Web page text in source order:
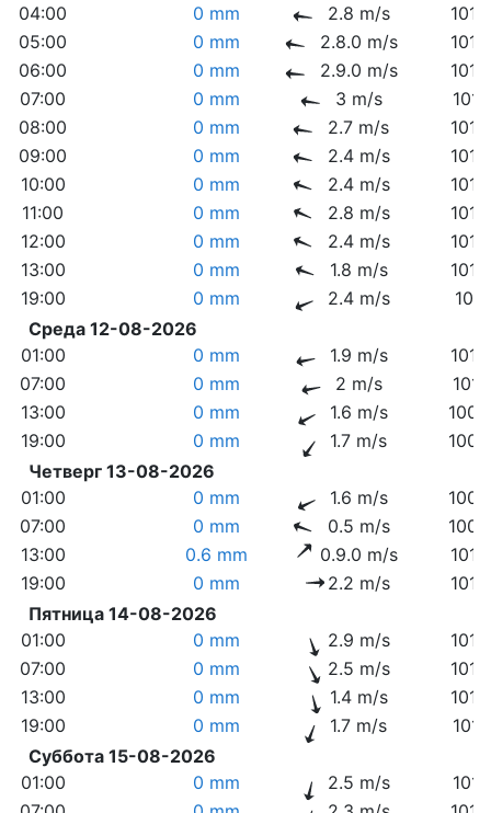
04:00
0 mm 2.8 m/s
05:00
0 mm 2.8.0 m/s
06:00
0 mm 2.9.0 m/s
07:00
0 mm 3 m/s
08:00
0 mm 2.7 m/s
09:00
0 mm 2.4 m/s
10:00
0 mm 2.4 m/s
11:00
0 mm 2.8 m/s
12:00
0 mm 2.4 m/s
13:00
0 mm 1.8 m/s
19:00
0 mm 2.4 m/s
Среда 12-08-2026
01:00
0 mm 1.9 m/s
07:00
0 mm 2 m/s
13:00
0 mm 1.6 m/s
19:00
0 mm 1.7 m/s
Четверг 13-08-2026
01:00
0 mm 1.6 m/s
07:00
0 mm 0.5 m/s
13:00
0.6 mm 0.9.0 m/s
19:00
0 mm 2.2 m/s
Пятница 14-08-2026
01:00
0 mm 2.9 m/s
07:00
0 mm 2.5 m/s
13:00
0 mm 1.4 m/s
19:00
0 mm 1.7 m/s
Суббота 15-08-2026
01:00
0 mm 2.5 m/s